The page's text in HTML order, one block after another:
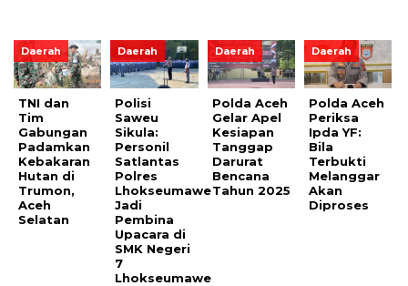
Daerah
TNI dan
Tim
Gabungan
Padamkan
Kebakaran
Hutan di
Trumon,
Aceh
Selatan
Daerah
Polisi
Saweu
Sikula:
Personil
Satlantas
Polres
Lhokseumawe
Jadi
Pembina
Upacara di
SMK Negeri
7
Lhokseumawe
Daerah
Polda Aceh
Gelar Apel
Kesiapan
Tanggap
Darurat
Bencana
Tahun 2025
Daerah
Polda Aceh
Periksa
Ipda YF:
Bila
Terbukti
Melanggar
Akan
Diproses